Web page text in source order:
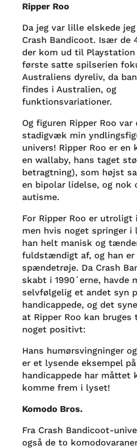
Ripper Roo
Da jeg var lille elskede
Crash Bandicoot. Især de
der kom ud til Playstation
første satte spilserien
Australiens dyreliv, da
findes i Australien, og
funktionsvariationer.
Og figuren Ripper Roo var
stadigvæk min
univers! Ripper Roo er en
en wallaby, hans taget
betragtning), som højst
en bipolar lidelse, og nok
autisme.
For Ripper Roo er
men hvis noget springer i
han helt manisk og
fuldstændigt af, og han er
spændetrøje. Da Crash
skabt i 1990´erne, havde
selvfølgelig et andet syn
handicappede, og det
at Ripper Roo kan
noget positivt:
Hans humørsvingninger
er et lysende eksempel
handicappede har måttet
komme frem i lyset!
Komodo Bros.
Fra Crash Bandicoot-
også de to